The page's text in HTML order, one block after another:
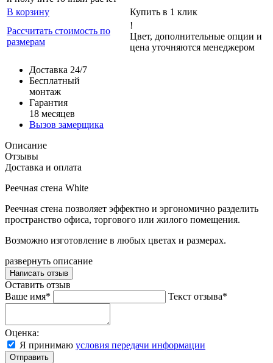
В корзину
Купить в 1 клик
Рассчитать стоимость по
размерам
!
Цвет, дополнительные опции и
цена уточняются менеджером
Доставка 24/7
Бесплатный
монтаж
Гарантия
18 месяцев
Вызов замерщика
Описание
Отзывы
Доставка и оплата
Реечная стена White
Реечная стена позволяет эффектно и эргономично разделить
пространство офиса, торгового или жилого помещения.
Возможно изготовление в любых цветах и размерах.
развернуть описание
Написать отзыв
Оставить отзыв
Ваше имя*
Текст отзыва*
Оценка:
Я принимаю условия передачи информации
Отправить